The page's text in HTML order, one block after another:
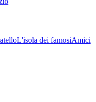
L'isola dei famosiAmici